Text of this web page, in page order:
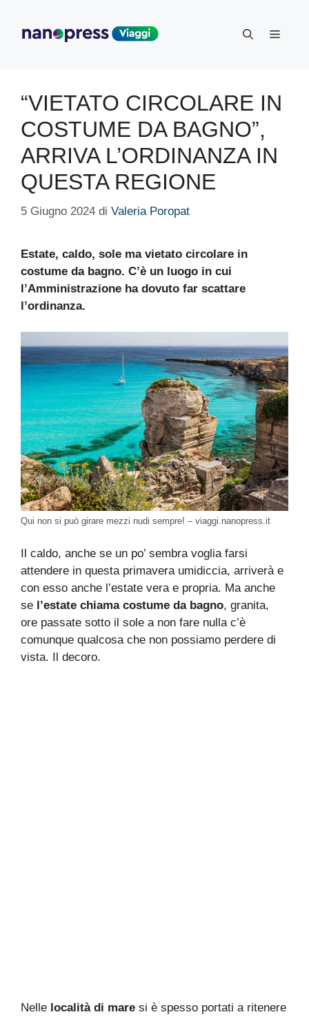
contenuto
Menu
“VIETATO CIRCOLARE IN
COSTUME DA BAGNO”,
ARRIVA L’ORDINANZA IN
QUESTA REGIONE
5 Giugno 2024 di Valeria Poropat
Estate, caldo, sole ma vietato circolare in
costume da bagno. C’è un luogo in cui
l’Amministrazione ha dovuto far scattare
l’ordinanza.
Qui non si può girare mezzi nudi sempre! – viaggi.nanopress.it
Il caldo, anche se un po’ sembra voglia farsi
attendere in questa primavera umidiccia, arriverà e
con esso anche l’estate vera e propria. Ma anche
se l’estate chiama costume da bagno, granita,
ore passate sotto il sole a non fare nulla c’è
comunque qualcosa che non possiamo perdere di
vista. Il decoro.
Nelle località di mare si è spesso portati a ritenere